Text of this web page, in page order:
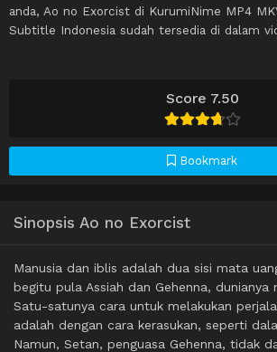
Score 7.50
Bookmark
anda, Ao no Exorcist di KurumiNime MP4
Subtitle Indonesia sudah tersedia di dalam
Sinopsis Ao no Exorcist
Manusia dan iblis adalah dua sisi mata
begitu pula Assiah dan Gehenna, dunianya
Satu-satunya cara untuk melakukan
adalah dengan cara kerasukan, seperti
Namun, Setan, penguasa Gehenna, tidak